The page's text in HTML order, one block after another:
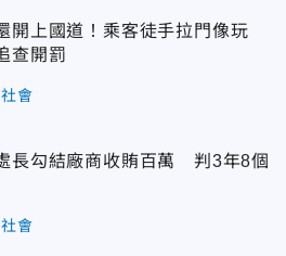
開上國道！乘客徒手拉門像玩
查開罰
社會
長勾結廠商收賄百萬 判3年8個
社會